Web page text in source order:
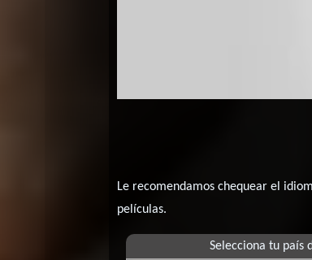
Le recomendamos chequear el
películas.
Selecciona tu país